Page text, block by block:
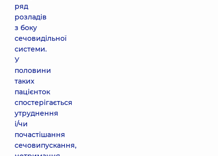
ряд
розладів
з боку
сечовидільної
системи.
У
половини
таких
пацієнток
спостерігається
утруднення
і/чи
почастішання
сечовипускання,